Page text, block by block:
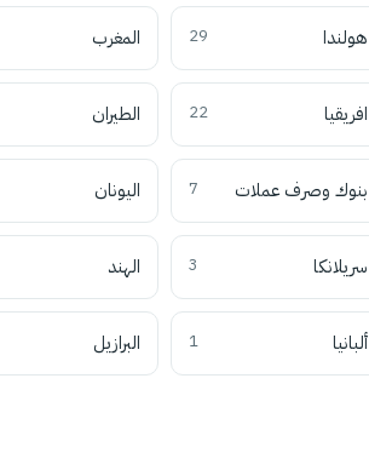
هولندا 29 المغرب
افريقيا 22 الطيران
بنوك وصرف عملات 7 اليونان
سريلانكا 3 الهند
ألبانيا 1 البرازيل